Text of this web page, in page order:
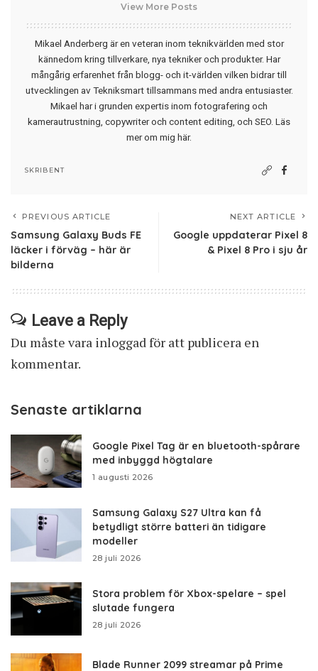
View More Posts
Mikael Anderberg är en veteran inom teknikvärlden med stor
kännedom kring tillverkare, nya tekniker och produkter. Har
mångårig erfarenhet från blogg- och it-världen vilken bidrar till
utvecklingen av Tekniksmart tillsammans med andra entusiaster.
Mikael har i grunden expertis inom fotografering och
kamerautrustning, copywriter och content editing, och SEO. Läs
mer om mig här.
SKRIBENT
PREVIOUS ARTICLE
Samsung Galaxy Buds FE
läcker i förväg – här är
bilderna
NEXT ARTICLE
Google uppdaterar Pixel 8
& Pixel 8 Pro i sju år
Leave a Reply
Du måste vara inloggadför att publicera en
kommentar.
Senaste artiklarna
Google Pixel Tag är en bluetooth-spårare
med inbyggd högtalare
1 augusti 2026
Samsung Galaxy S27 Ultra kan få
betydligt större batteri än tidigare
modeller
28 juli 2026
Stora problem för Xbox-spelare – spel
slutade fungera
28 juli 2026
Blade Runner 2099 streamar på Prime